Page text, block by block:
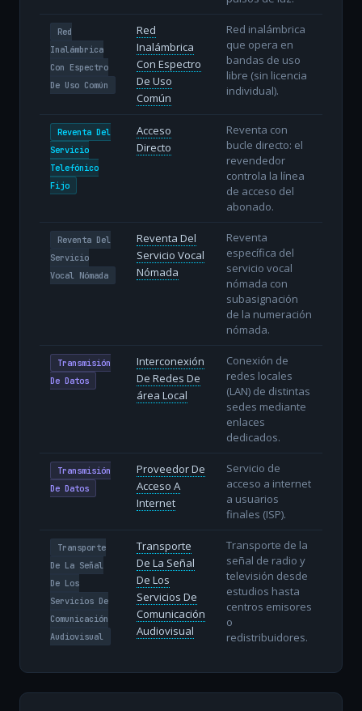
Red
Inalámbrica
Con Espectro
De Uso Común
Red
Inalámbrica
Con Espectro
De Uso
Común
Red inalámbrica
que opera en
bandas de uso
libre (sin licencia
individual).
Reventa Del
Servicio
Telefónico
Fijo
Acceso
Directo
Reventa con
bucle directo: el
revendedor
controla la línea
de acceso del
abonado.
Reventa Del
Servicio
Vocal Nómada
Reventa Del
Servicio Vocal
Nómada
Reventa
específica del
servicio vocal
nómada con
subasignación
de la numeración
nómada.
Transmisión
De Datos
Interconexión
De Redes De
área Local
Conexión de
redes locales
(LAN) de distintas
sedes mediante
enlaces
dedicados.
Transmisión
De Datos
Proveedor De
Acceso A
Internet
Servicio de
acceso a internet
a usuarios
finales (ISP).
Transporte
De La Señal
De Los
Servicios De
Comunicación
Audiovisual
Transporte
De La Señal
De Los
Servicios De
Comunicación
Audiovisual
Transporte de la
señal de radio y
televisión desde
estudios hasta
centros emisores
o
redistribuidores.